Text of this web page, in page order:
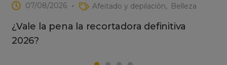
07/08/2026 Afeitado y depilación Belleza
¿Vale la pena la recortadora definitiva
2026?